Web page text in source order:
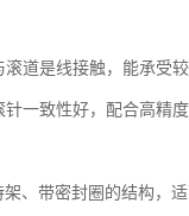
道是线接触，能承受
一致性好，配合高精
、带密封圈的结构，